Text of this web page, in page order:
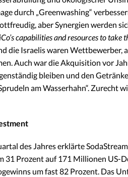
durch „Greenwashing“
aber Synergien werden
capabilities and resources to take
die Israelis waren Wettbewerber,
Auch war die Akquisition vor
bleiben und den
am Wasserhahn“. Zurecht
des Jahres erklärte
31 Prozent auf 171 Millionen US-
um fast 82 Prozent. Das